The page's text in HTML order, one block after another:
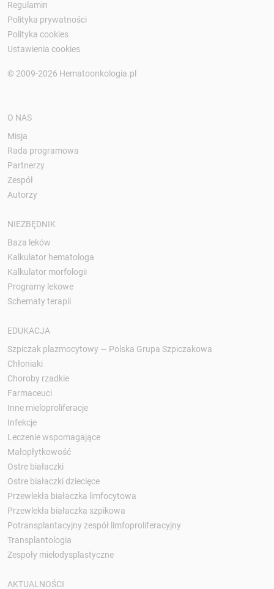
Regulamin
Polityka prywatności
Polityka cookies
Ustawienia cookies
© 2009-2026 Hematoonkologia.pl
O NAS
Misja
Rada programowa
Partnerzy
Zespół
Autorzy
NIEZBĘDNIK
Baza leków
Kalkulator hematologa
Kalkulator morfologii
Programy lekowe
Schematy terapii
EDUKACJA
Szpiczak plazmocytowy — Polska Grupa Szpiczakowa
Chłoniaki
Choroby rzadkie
Farmaceuci
Inne mieloproliferacje
Infekcje
Leczenie wspomagające
Małopłytkowość
Ostre białaczki
Ostre białaczki dziecięce
Przewlekła białaczka limfocytowa
Przewlekła białaczka szpikowa
Potransplantacyjny zespół limfoproliferacyjny
Transplantologia
Zespoły mielodysplastyczne
AKTUALNOŚCI